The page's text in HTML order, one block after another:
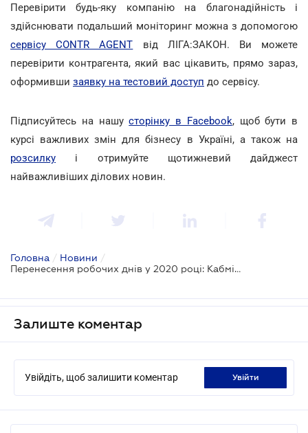
Перевірити будь-яку компанію на благонадійність і
здійснювати подальший моніторинг можна з допомогою
сервісу CONTR AGENT від ЛІГА:ЗАКОН. Ви можете
перевірити контрагента, який вас цікавить, прямо зараз,
оформивши заявку на тестовий доступ до сервісу.
Підписуйтесь на нашусторінку в Facebook, щоб бути в
курсі важливих змін для бізнесу в Україні, а також на
розсилку і отримуйте щотижневий дайджест
найважливіших ділових новин.
Головна / Новини /
Перенесення робочих днів у 2020 році: Кабмін прийняв рішення
Залиште коментар
Увійдіть, щоб залишити коментар увійти